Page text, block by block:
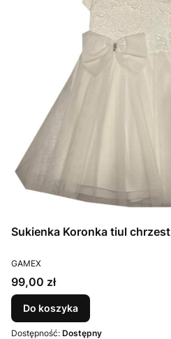
Sukienka Koronka tiul
PRODUCENT
GAMEX
Cena
99,00 zł
Do koszyka
Dostępność: Dostępny